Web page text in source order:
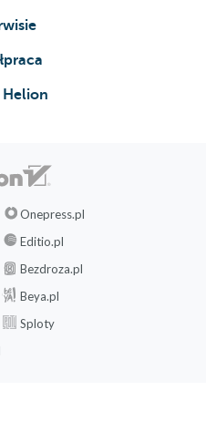
Helion
Onepress.pl
Editio.pl
Bezdroza.pl
Beya.pl
Sploty